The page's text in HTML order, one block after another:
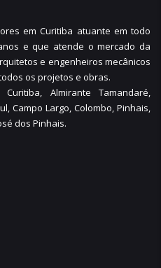
em Curitiba atuante em todo
e que atende o mercado da
e engenheiros mecânicos
os projetos e obras.
Almirante Tamandaré,
, Campo Largo, Colombo, Pinhais,
dos Pinhais.